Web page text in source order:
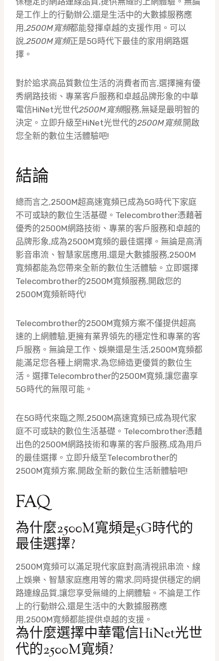
是工作上的行動辦公,還是生活中的大數據服務應
用,2500M寬頻都能發揮卓越的支援作用。可以
說,2500M寬頻正是5G時代下最佳的家用網路選
擇。
對於追求高品質數位生活的消費者而言,選擇擁有優
秀網路技術、專業客戶服務和卓越品牌形象的中華
電信HiNet光世代2500M寬頻服務,無疑是最明智的
決定。立即升級至HiNet光世代的2500M寬頻,開啟
您全新的數位生活體驗吧!
結論
總而言之,2500M超高速寬頻已成為5G時代下家庭
不可或缺的數位生活基礎。Telecombrother憑藉著
優秀的2500M網路技術、專業的客戶服務和卓越的
品牌形象,成為2500M寬頻的最佳選擇。無論是高清
影音串流、智慧家居應用,還是大數據服務,2500M
寬頻都能為您帶來全新的數位生活體驗。立即選擇
Telecombrother的2500M寬頻服務,開啟您的
2500M寬頻新時代!
Telecombrother的2500M寬頻方案不僅提供超高
速的上網體驗,更擁有業界領先的穩定性和專業的客
戶服務。無論是工作、娛樂還是生活,2500M寬頻都
能滿足您各種上網需求,為您締造更優質的數位生
活。選擇Telecombrother的2500M寬頻,讓您盡享
5G時代的無限可能。
在5G時代來臨之際,2500M高速寬頻已成為現代家
庭不可或缺的數位生活基礎。Telecombrother憑藉
出色的2500M網路技術和專業的客戶服務,成為用戶
的最佳選擇。立即升級至Telecombrother的
2500M寬頻方案,開啟全新的數位生活新體驗吧!
FAQ
為什麼2500M寬頻是5G時代的
最佳選擇?
2500M寬頻可以滿足現代家庭對高清視訊串流、線
上娛樂、智慧家庭應用等的需求,同時提供穩定的網
路連線品質,讓您享受無縫的上網體驗。不論是工作
上的行動辦公,還是生活中的大數據服務應
用,2500M寬頻都能提供卓越的支援。
為什麼選擇中華電信HiNet光世
代的2500M寬頻?